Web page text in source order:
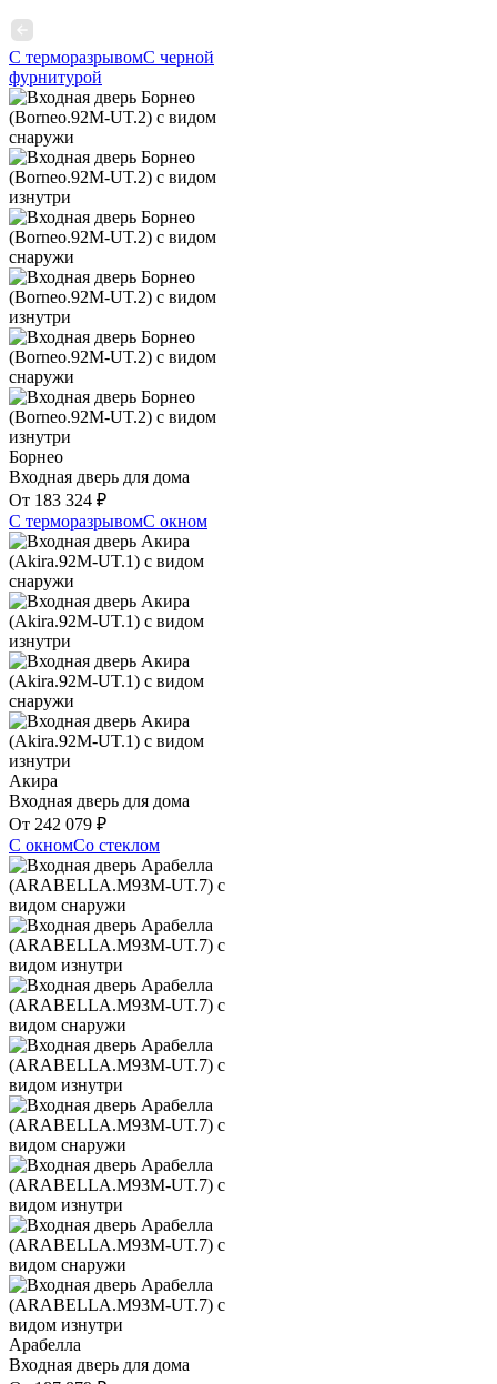
С терморазрывомС черной
фурнитурой
Борнео
Входная дверь для дома
От 183 324 ₽
С терморазрывомС окном
Акира
Входная дверь для дома
От 242 079 ₽
С окномСо стеклом
Арабелла
Входная дверь для дома